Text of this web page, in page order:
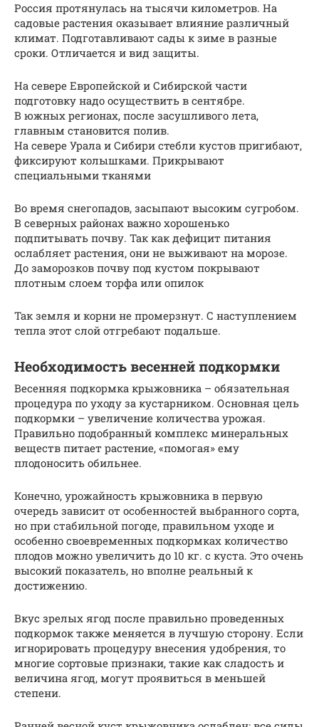
Россия протянулась на тысячи километров. На
садовые растения оказывает влияние различный
климат. Подготавливают сады к зиме в разные
сроки. Отличается и вид защиты.
На севере Европейской и Сибирской части
подготовку надо осуществить в сентябре.
В южных регионах, после засушливого лета,
главным становится полив.
На севере Урала и Сибири стебли кустов пригибают,
фиксируют колышками. Прикрывают
специальными тканями
Во время снегопадов, засыпают высоким сугробом.
В северных районах важно хорошенько
подпитывать почву. Так как дефицит питания
ослабляет растения, они не выживают на морозе.
До заморозков почву под кустом покрывают
плотным слоем торфа или опилок
Так земля и корни не промерзнут. С наступлением
тепла этот слой отгребают подальше.
Необходимость весенней подкормки
Весенняя подкормка крыжовника – обязательная
процедура по уходу за кустарником. Основная цель
подкормки – увеличение количества урожая.
Правильно подобранный комплекс минеральных
веществ питает растение, «помогая» ему
плодоносить обильнее.
Конечно, урожайность крыжовника в первую
очередь зависит от особенностей выбранного сорта,
но при стабильной погоде, правильном уходе и
особенно своевременных подкормках количество
плодов можно увеличить до 10 кг. с куста. Это очень
высокий показатель, но вполне реальный к
достижению.
Вкус зрелых ягод после правильно проведенных
подкормок также меняется в лучшую сторону. Если
игнорировать процедуру внесения удобрения, то
многие сортовые признаки, такие как сладость и
величина ягод, могут проявиться в меньшей
степени.